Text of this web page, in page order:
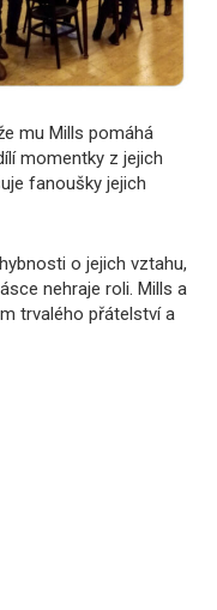
mu Mills pomáhá
momentky z jejich
fanoušky jejich
o jejich vztahu,
nehraje roli. Mills a
trvalého přátelství a